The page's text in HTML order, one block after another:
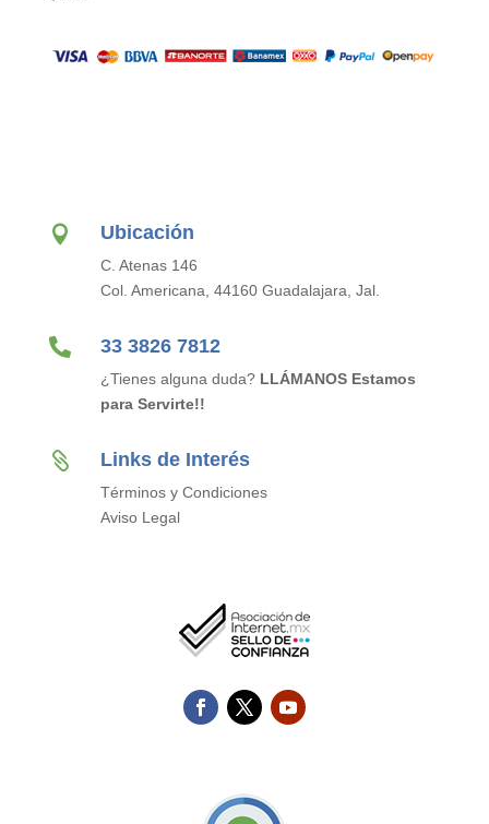
 Ubicación
C. Atenas 146
Col. Americana, 44160 Guadalajara, Jal.
 33 3826 7812
¿Tienes alguna duda? LLÁMANOS Estamos
para Servirte!!
 Links de Interés
Términos y Condiciones
Aviso Legal